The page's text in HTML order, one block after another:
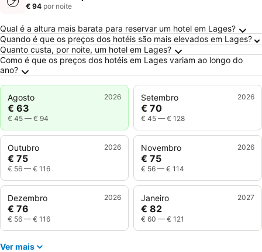
€ 94 por noite
Perguntas Frequentes sobre Lages
Qual é a altura mais barata para reservar um hotel em Lages?
Quando é que os preços dos hotéis são mais elevados em Lages?
Quanto custa, por noite, um hotel em Lages?
Como é que os preços dos hotéis em Lages variam ao longo do
ano?
Agosto 2026
€ 63
€ 45 — € 94
Setembro 2026
€ 70
€ 45 — € 128
Outubro 2026
€ 75
€ 56 — € 116
Novembro 2026
€ 75
€ 56 — € 114
Dezembro 2026
€ 76
€ 56 — € 116
Janeiro 2027
€ 82
€ 60 — € 121
Ver mais